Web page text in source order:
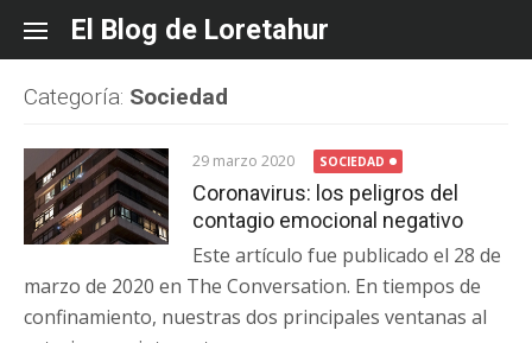
content
El Blog de Loretahur
Categoría: Sociedad
29 marzo 2020 SOCIEDAD
Coronavirus: los peligros del
contagio emocional negativo
Este artículo fue publicado el 28 de
marzo de 2020 en The Conversation. En tiempos de
confinamiento, nuestras dos principales ventanas al